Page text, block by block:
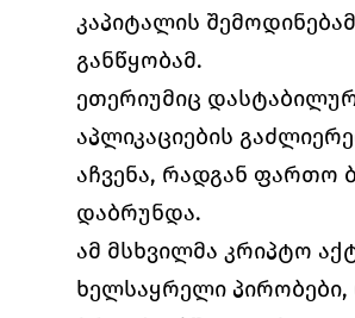
კაპიტალის
განწყობამ.
ეთერიუმიც
აპლიკაციების
აჩვენა, რადგან ფართო
დაბრუნდა.
ამ მსხვილმა კრიპტო
ხელსაყრელი